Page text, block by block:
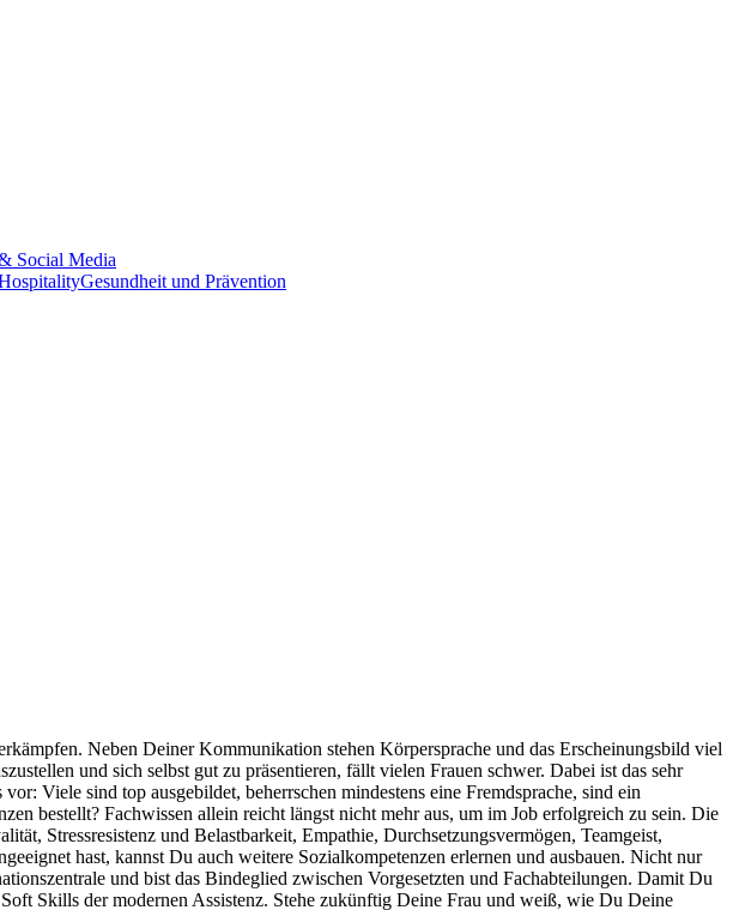
Social Media
Gesundheit und Prävention
Neben Deiner Kommunikation stehen Körpersprache und das Erscheinungsbild viel
und sich selbst gut zu präsentieren, fällt vielen Frauen schwer. Dabei ist das sehr
Viele sind top ausgebildet, beherrschen mindestens eine Fremdsprache, sind ein
bestellt? Fachwissen allein reicht längst nicht mehr aus, um im Job erfolgreich zu sein. Die
Stressresistenz und Belastbarkeit, Empathie, Durchsetzungsvermögen, Teamgeist,
hast, kannst Du auch weitere Sozialkompetenzen erlernen und ausbauen. Nicht nur
und bist das Bindeglied zwischen Vorgesetzten und Fachabteilungen. Damit Du
Skills der modernen Assistenz. Stehe zukünftig Deine Frau und weiß, wie Du Deine